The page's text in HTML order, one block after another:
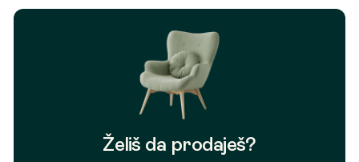
Želiš da prodaješ?